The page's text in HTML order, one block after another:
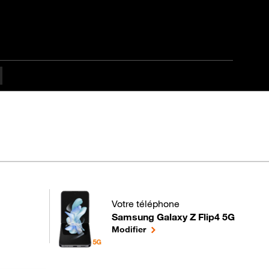
Votre téléphone
Samsung Galaxy Z Flip4 5G
pour votre Samsung Galaxy Z Flip4 5G
Modifierle téléphone sélectionné